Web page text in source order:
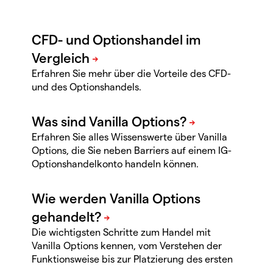
Erfahren Sie mehr über die Vorteile des CFD-
und des Optionshandels.
Erfahren Sie alles Wissenswerte über Vanilla
Options, die Sie neben Barriers auf einem IG-
Optionshandelkonto handeln können.
Die wichtigsten Schritte zum Handel mit
Vanilla Options kennen, vom Verstehen der
Funktionsweise bis zur Platzierung des ersten